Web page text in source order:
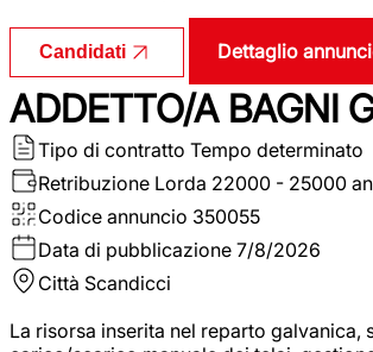
Candidati Dettaglio
ADDETTO/A BAGNI
Tipo di contratto Tempo determinato
Retribuzione Lorda 22000 - 25000
Codice annuncio 350055
Data di pubblicazione 7/8/2026
Città Scandicci
La risorsa inserita nel reparto galvanica,